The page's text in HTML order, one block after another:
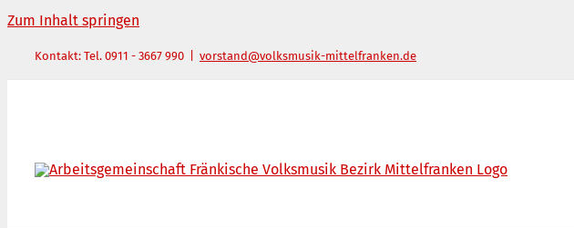
Zum Inhalt springen
Kontakt: Tel. 0911 - 3667 990 vorstand@volksmusik-mittelfranken.de